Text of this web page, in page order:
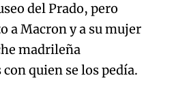
del Prado, pero
a Macron y a su mujer
madrileña
quien se los pedía.
salió mal.
please try again later.